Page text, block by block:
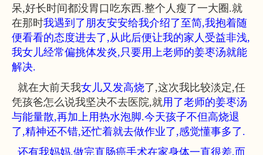
呆,好长时间都没胃口吃东西.整个人瘦了一大圈.就
在那时我遇到了朋友安安给我介绍了至简,我抱着随
便看看的态度进去了,从此后便让我的家人受益非浅,
我女儿经常偏挑体发炎,只要用上老师的姜枣汤就能
解决.
就在大前天我女儿又发高烧了,这次我比较淡定,任
凭孩爸怎么说我坚决不去医院,就用了老师的姜枣汤
与能量散,再加上用热水泡脚.今天孩子不但高烧退
了,精神还不错,还忙着就去做作业了,感觉懂事多了.
还有我妈妈,做完直肠癌手术在家身体一直很差,而